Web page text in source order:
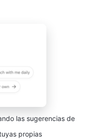
las sugerencias de
propias